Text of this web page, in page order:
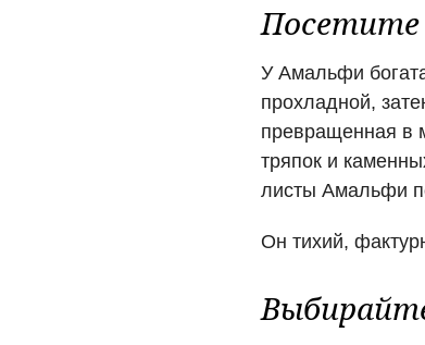
Посетите
У Амальфи
прохладной,
превращенная в
тряпок и
листы Амальфи
Он тихий,